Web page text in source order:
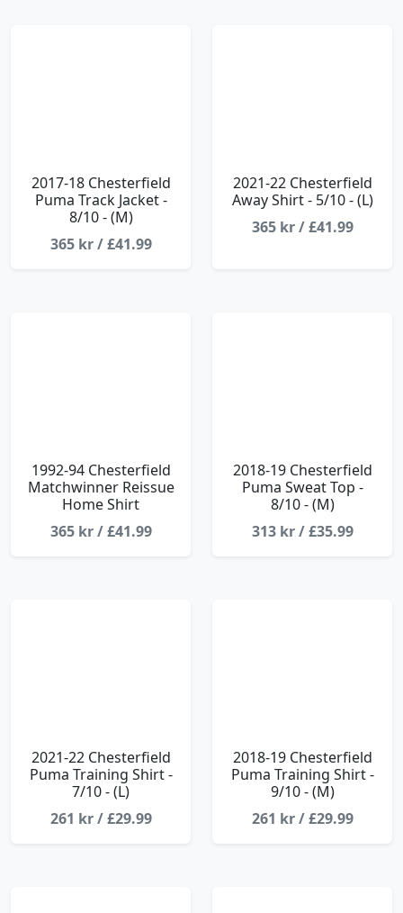
2017-18 Chesterfield
Puma Track Jacket -
8/10 - (M)
365 kr / £41.99
2021-22 Chesterfield
Away Shirt - 5/10 - (L)
365 kr / £41.99
1992-94 Chesterfield
Matchwinner Reissue
Home Shirt
365 kr / £41.99
2018-19 Chesterfield
Puma Sweat Top -
8/10 - (M)
313 kr / £35.99
2021-22 Chesterfield
Puma Training Shirt -
7/10 - (L)
261 kr / £29.99
2018-19 Chesterfield
Puma Training Shirt -
9/10 - (M)
261 kr / £29.99